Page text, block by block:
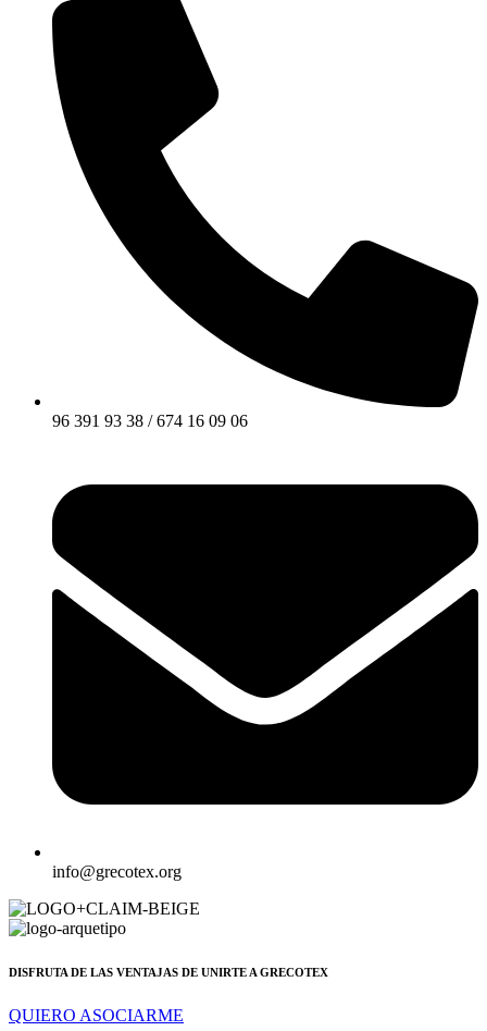
96 391 93 38 / 674 16 09 06
info@grecotex.org
DISFRUTA DE LAS VENTAJAS DE UNIRTE A GRECOTEX
QUIERO ASOCIARME